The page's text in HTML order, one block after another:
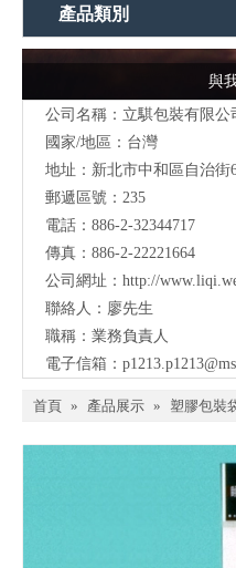
產品類別
與
公司名稱：立騏包裝有限公
國家/地區：台灣
地址： 新北市中和區自治街
郵遞區號：235
電話：886-2-32344717
傳真：886-2-22221664
公司網址： http://
聯絡人：廖先生
職稱：業務負責人
電子信箱：
首頁 » 產品展示 » 塑膠包裝